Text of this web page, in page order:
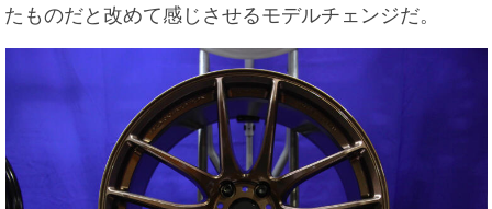
たものだと改めて感じさせるモデルチェンジだ。